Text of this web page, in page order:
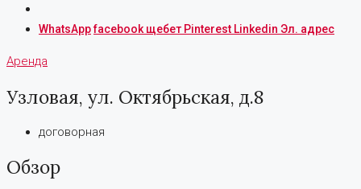
WhatsAppfacebookщебет Pinterest Linkedin Эл. адрес
Аренда
Узловая, ул. Октябрьская, д.8
договорная
Обзор